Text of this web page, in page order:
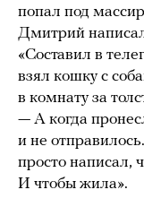
попал под
Дмитрий
«Составил в
взял кошку с
в комнату за
— А когда
и не
просто написал,
И чтобы жила».